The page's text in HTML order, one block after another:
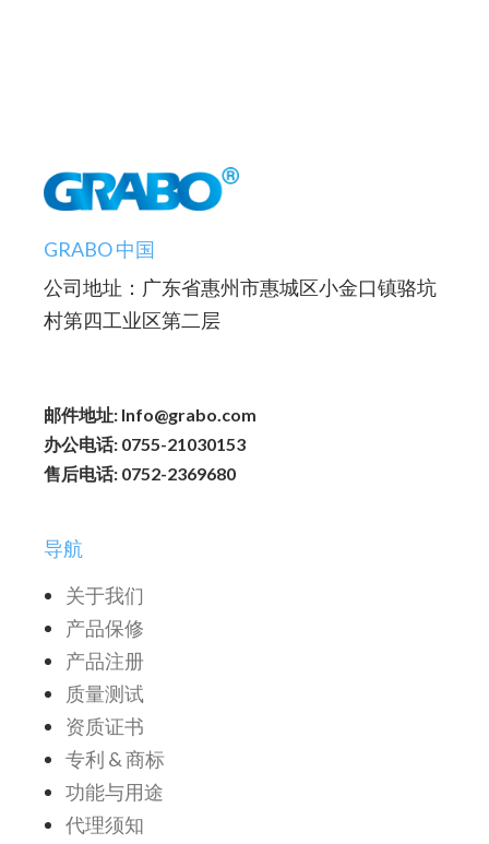
GRABO 中国
公司地址：广东省惠州市惠城区小金口镇骆坑
村第四工业区第二层
邮件地址: Info@grabo.com
办公电话: 0755-21030153
售后电话: 0752-2369680
导航
关于我们
产品保修
产品注册
质量测试
资质证书
专利 & 商标
功能与用途
代理须知